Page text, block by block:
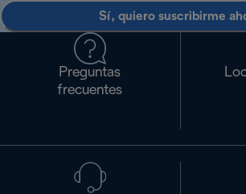
Sí, quiero suscribirme
Preguntas
frecuentes